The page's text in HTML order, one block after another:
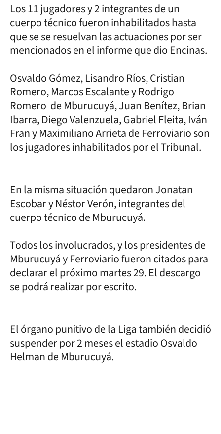
Los 11 jugadores y 2 integrantes de un
cuerpo técnico fueron inhabilitados hasta
que se se resuelvan las actuaciones por ser
mencionados en el informe que dio Encinas.
Osvaldo Gómez, Lisandro Ríos, Cristian
Romero, Marcos Escalante y Rodrigo
Romero de Mburucuyá, Juan Benítez, Brian
Ibarra, Diego Valenzuela, Gabriel Fleita, Iván
Fran y Maximiliano Arrieta de Ferroviario son
los jugadores inhabilitados por el Tribunal.
En la misma situación quedaron Jonatan
Escobar y Néstor Verón, integrantes del
cuerpo técnico de Mburucuyá.
Todos los involucrados, y los presidentes de
Mburucuyá y Ferroviario fueron citados para
declarar el próximo martes 29. El descargo
se podrá realizar por escrito.
El órgano punitivo de la Liga también decidió
suspender por 2 meses el estadio Osvaldo
Helman de Mburucuyá.